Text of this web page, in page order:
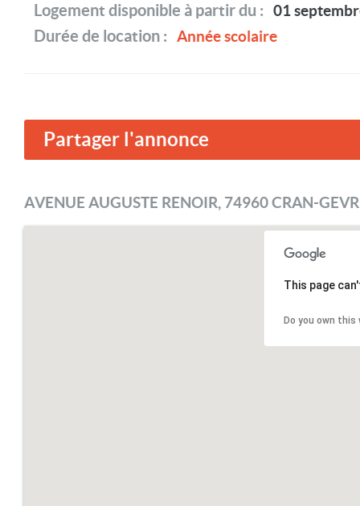
Logement disponible à partir du : 01
Durée de location : Année scolaire
Partager l'annonce
AVENUE AUGUSTE RENOIR, 74960 CRAN-
This page
Do you own